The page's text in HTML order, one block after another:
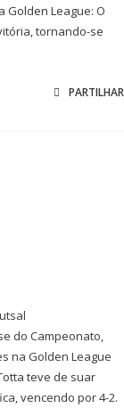
Golden League: O
tornando-se
PARTILHAR
do Campeonato,
na Golden League
teve de suar
vencendo por 4-2.